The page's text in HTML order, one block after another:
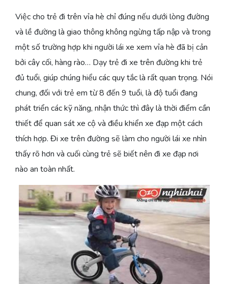
Việc cho trẻ đi trên vỉa hè chỉ đúng nếu dưới lòng đường
và lề đường là giao thông không ngừng tấp nập và trong
một số trường hợp khi người lái xe xem vỉa hè đã bị cản
bởi cây cối, hàng rào… Dạy trẻ đi xe trên đường khi trẻ
đủ tuổi, giúp chúng hiểu các quy tắc là rất quan trọng. Nói
chung, đối với trẻ em từ 8 đến 9 tuổi, là độ tuổi đang
phát triển các kỹ năng, nhận thức thì đây là thời điểm cần
thiết để quan sát xe cộ và điều khiển xe đạp một cách
thích hợp. Đi xe trên đường sẽ làm cho người lái xe nhìn
thấy rõ hơn và cuối cùng trẻ sẽ biết nên đi xe đạp nơi
nào an toàn nhất.